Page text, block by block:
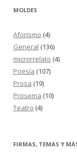
MOLDES
Aforismo (4)
General (136)
microrrelato (4)
Poesía (107)
Prosa (19)
Prosema (10)
Teatro (4)
FIRMAS, TEMAS Y